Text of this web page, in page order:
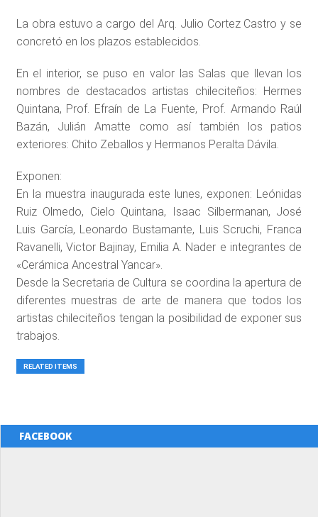
La obra estuvo a cargo del Arq. Julio Cortez Castro y se
concretó en los plazos establecidos.
En el interior, se puso en valor las Salas que llevan los
nombres de destacados artistas chileciteños: Hermes
Quintana, Prof. Efraín de La Fuente, Prof. Armando Raúl
Bazán, Julián Amatte como así también los patios
exteriores: Chito Zeballos y Hermanos Peralta Dávila.
Exponen:
En la muestra inaugurada este lunes, exponen: Leónidas
Ruiz Olmedo, Cielo Quintana, Isaac Silbermanan, José
Luis García, Leonardo Bustamante, Luis Scruchi, Franca
Ravanelli, Victor Bajinay, Emilia A. Nader e integrantes de
«Cerámica Ancestral Yancar».
Desde la Secretaria de Cultura se coordina la apertura de
diferentes muestras de arte de manera que todos los
artistas chileciteños tengan la posibilidad de exponer sus
trabajos.
RELATED ITEMS
FACEBOOK